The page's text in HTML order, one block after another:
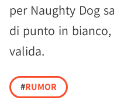
per Naughty Dog
di punto in bianco,
valida.
#RUMOR